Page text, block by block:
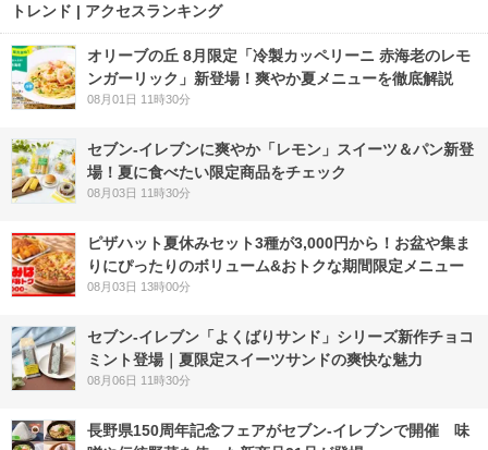
トレンド | アクセスランキング
オリーブの丘 8月限定「冷製カッペリーニ 赤海老のレモ
ンガーリック」新登場！爽やか夏メニューを徹底解説
08月01日 11時30分
セブン‐イレブンに爽やか「レモン」スイーツ＆パン新登
場！夏に食べたい限定商品をチェック
08月03日 11時30分
ピザハット夏休みセット3種が3,000円から！お盆や集ま
りにぴったりのボリューム&おトクな期間限定メニュー
08月03日 13時00分
セブン‐イレブン「よくばりサンド」シリーズ新作チョコ
ミント登場｜夏限定スイーツサンドの爽快な魅力
08月06日 11時30分
長野県150周年記念フェアがセブン-イレブンで開催 味